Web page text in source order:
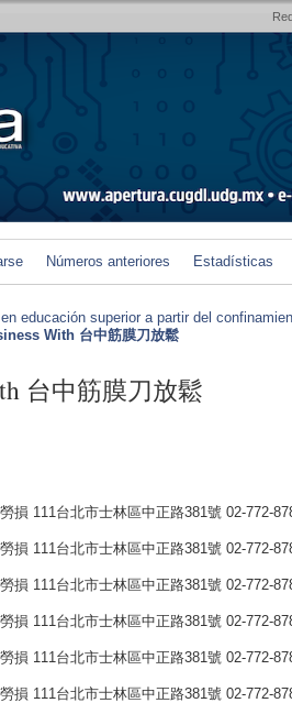
Números anteriores Estadísticas
educación superior a partir del
With 台中筋膜刀放鬆
台中筋膜刀放鬆
損 111台北市士林區中正路381號 02-772-
損 111台北市士林區中正路381號 02-772-
損 111台北市士林區中正路381號 02-772-
損 111台北市士林區中正路381號 02-772-
損 111台北市士林區中正路381號 02-772-
損 111台北市士林區中正路381號 02-772-